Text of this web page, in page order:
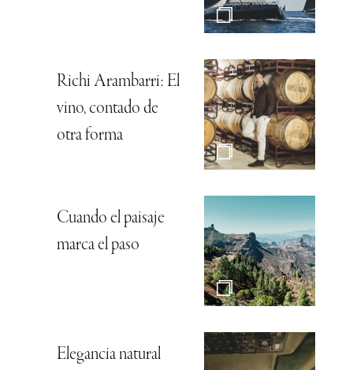
Richi Arambarri: El
vino, contado de
otra forma
Cuando el paisaje
marca el paso
Elegancia natural